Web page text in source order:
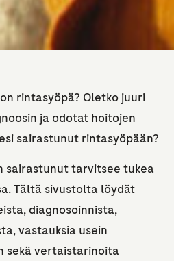
rintasyöpä? Oletko juuri
ja odotat hoitojen
sairastunut rintasyöpään?
sairastunut tarvitsee tukea
Tältä sivustolta löydät
diagnosoinnista,
vastauksia usein
sekä vertaistarinoita